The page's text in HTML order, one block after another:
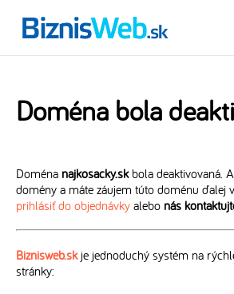
Doména bola
Doména najkosacky.skbola deaktivovaná.
domény a máte záujem túto doménu ďalej
prihlásiť do objednávky alebo nás
Biznisweb.skje jednoduchý systém na
stránky: